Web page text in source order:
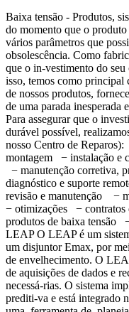
Baixa tensão - Produtos,
do momento que o
vários parâmetros que
obsolescência. Como
que o in-vestimento do
isso, temos como
de nossos produtos,
de uma parada inesperada
Para assegurar que o
durável possível,
nosso Centro de
montagem − instalação e
− manutenção corretiva,
diagnóstico e suporte
revisão e manutenção −
− otimizações − contratos
produtos de baixa tensão
LEAP O LEAP é um
um disjuntor Emax, por
de envelhecimento. O
de aquisições de dados e
necessá-rias. O sistema
prediti-va e está integrado